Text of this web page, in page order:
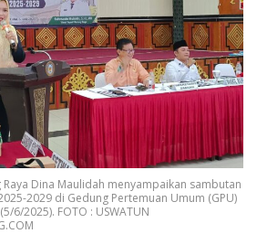
Raya Dina Maulidah menyampaikan sambutan
2029 di Gedung Pertemuan Umum (GPU)
6/2025). FOTO : USWATUN